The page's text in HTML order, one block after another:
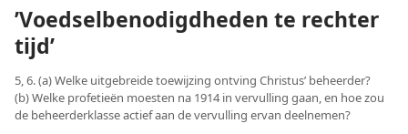
’Voedselbenodigdheden te rechter
tijd’
5, 6. (a) Welke uitgebreide toewijzing ontving Christus’ beheerder?
(b) Welke profetieën moesten na 1914 in vervulling gaan, en hoe zou
de beheerderklasse actief aan de vervulling ervan deelnemen?